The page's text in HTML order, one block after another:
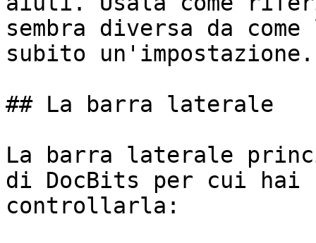
sembra diversa da
subito un'impostazione.
## La barra laterale
La barra laterale
di DocBits per cui hai
controllarla: